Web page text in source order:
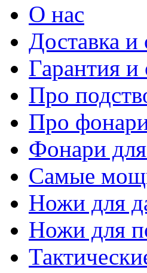
О нас
Доставка
Гарантия и
Про
Про
Фонари
Самые
Ножи для
Ножи для